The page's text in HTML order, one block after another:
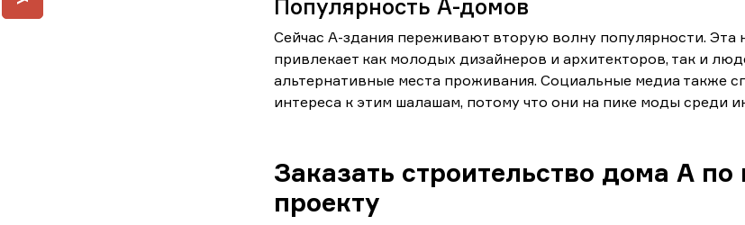
Популярность А-домов
Сейчас А-здания переживают вторую волну популярности. Эта
привлекает как молодых дизайнеров и архитекторов, так и
альтернативные места проживания. Социальные медиа также
интереса к этим шалашам, потому что они на пике моды среди
Заказать строительство дома А по
проекту